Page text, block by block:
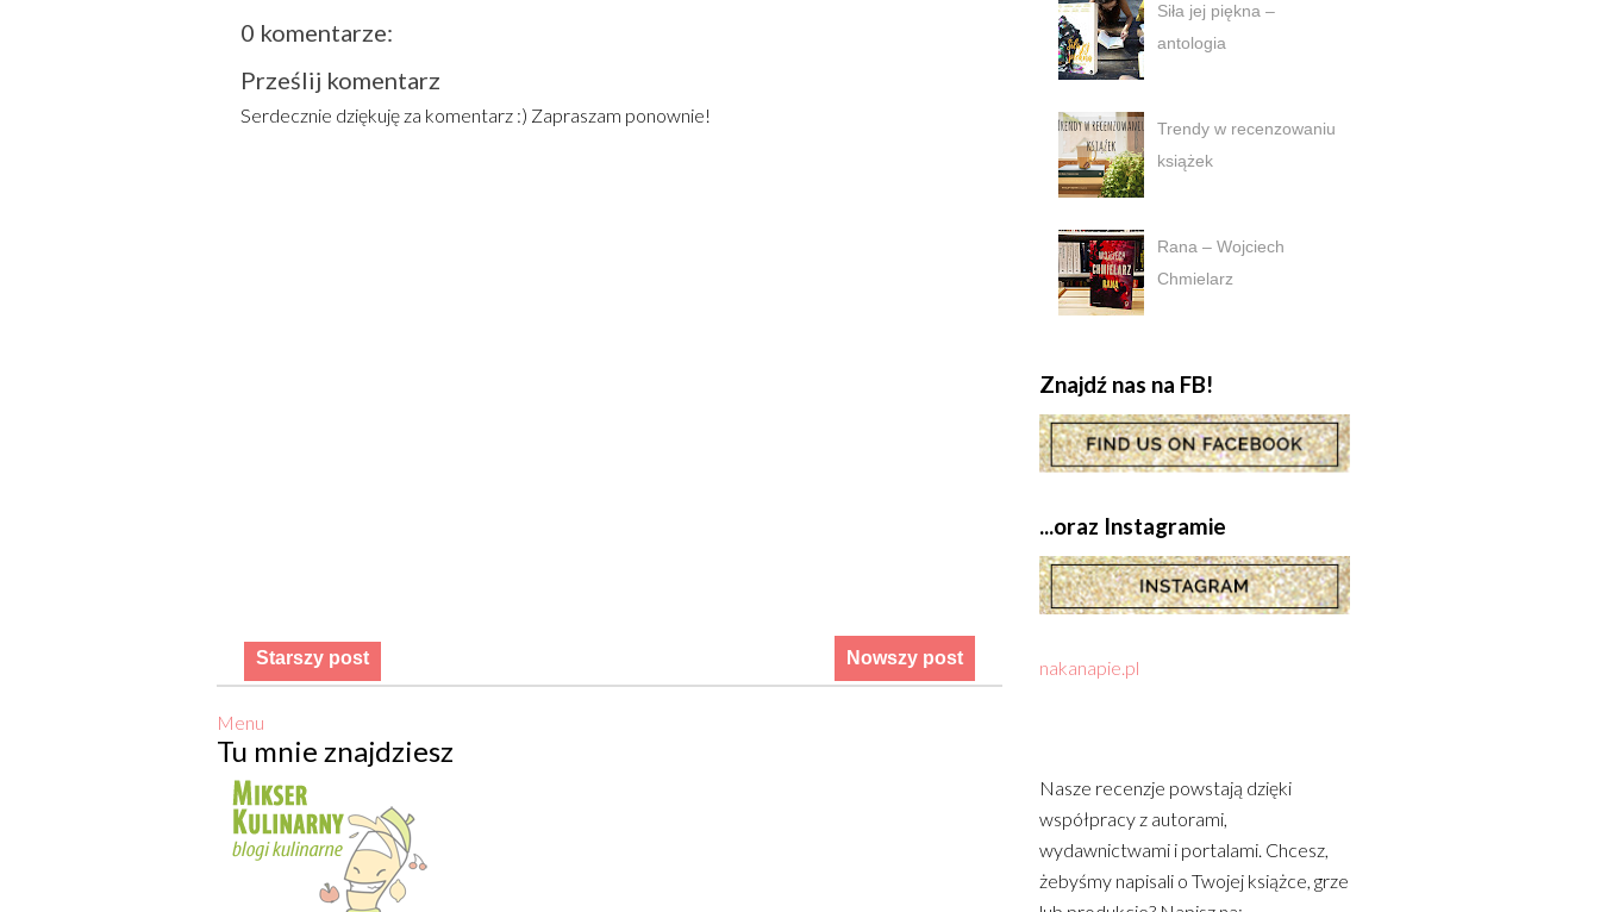
0 komentarze:
Prześlij komentarz
Serdecznie dziękuję za komentarz :) Zapraszam ponownie!
Nowszy post
Starszy post
Menu
Tu mnie znajdziesz
Siła jej piękna –
antologia
Trendy w recenzowaniu
książek
Rana – Wojciech
Chmielarz
Znajdź nas na FB!
...oraz Instagramie
nakanapie.pl
Nasze recenzje powstają dzięki
współpracy z autorami,
wydawnictwami i portalami. Chcesz,
żebyśmy napisali o Twojej książce, grze